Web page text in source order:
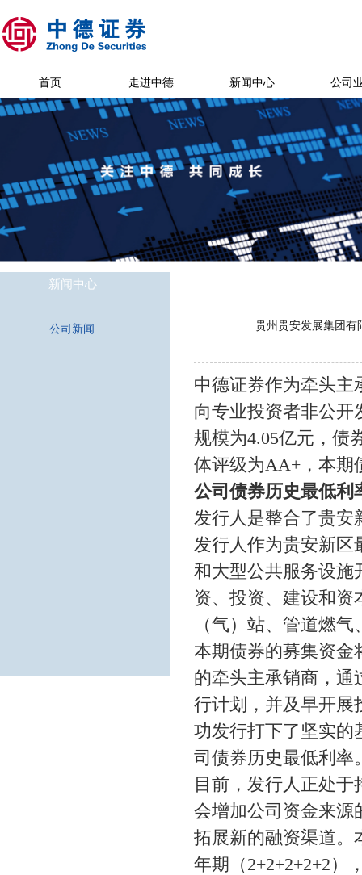
首页 走进中德 新闻中心 公司
新闻中心
公司新闻 贵州贵安发展集团有
中德证券作为牵头主
向专业投资者非公开
规模为4.05亿元，债
体评级为AA+，本期
公司债券历史最低利
发行人是整合了贵安
发行人作为贵安新区
和大型公共服务设施
资、投资、建设和资
（气）站、管道燃
本期债券的募集资金
的牵头主承销商，通
行计划，并及早开展
功发行打下了坚实的
司债券历史最低利率
目前，发行人正处
会增加公司资金来源
拓展新的融资渠道。
年期（2+2+2+2+2）